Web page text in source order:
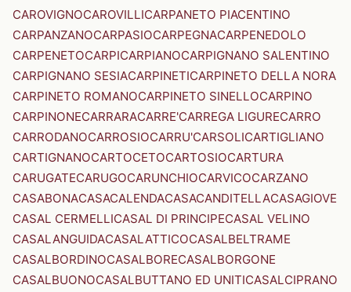
CAROVIGNOCAROVILLICARPANETO PIACENTINO
CARPANZANOCARPASIOCARPEGNACARPENEDOLO
CARPENETOCARPICARPIANOCARPIGNANO SALENTINO
CARPIGNANO SESIACARPINETICARPINETO DELLA NORA
CARPINETO ROMANOCARPINETO SINELLOCARPINO
CARPINONECARRARACARRE'CARREGA LIGURECARRO
CARRODANOCARROSIOCARRU'CARSOLICARTIGLIANO
CARTIGNANOCARTOCETOCARTOSIOCARTURA
CARUGATECARUGOCARUNCHIOCARVICOCARZANO
CASABONACASACALENDACASACANDITELLACASAGIOVE
CASAL CERMELLICASAL DI PRINCIPECASAL VELINO
CASALANGUIDACASALATTICOCASALBELTRAME
CASALBORDINOCASALBORECASALBORGONE
CASALBUONOCASALBUTTANO ED UNITICASALCIPRANO